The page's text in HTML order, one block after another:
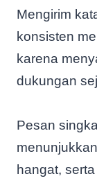
Mengirim
konsisten
karena
dukungan
Pesan
hangat,